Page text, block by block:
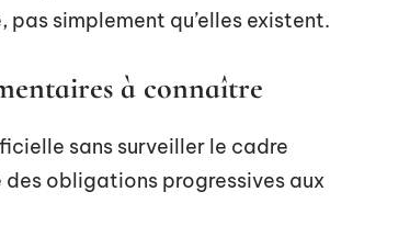
simplement qu’elles existent.
à connaître
sans surveiller le cadre
des obligations progressives aux